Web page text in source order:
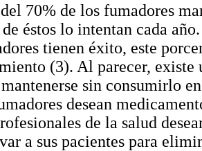
70% de los fumadores
éstos lo intentan cada
tienen éxito, este
(3). Al parecer,
sin consumirlo
desean
de la salud
a sus pacientes para